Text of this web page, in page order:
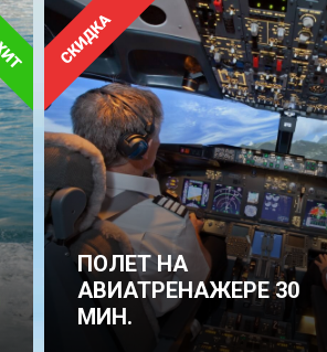
ПОЛЕТ НА
АВИАТРЕНАЖЕРЕ 30
МИН.